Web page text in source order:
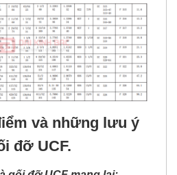
và những lưu ý